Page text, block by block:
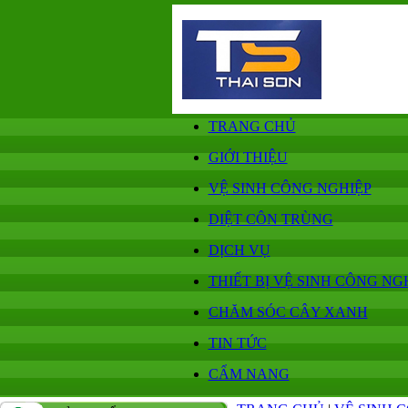
TRANG CHỦ
GIỚI THIỆU
VỆ SINH CÔNG NGHIỆP
DIỆT CÔN TRÙNG
DỊCH VỤ
THIẾT BỊ VỆ SINH CÔNG
CHĂM SÓC CÂY XANH
TIN TỨC
CẨM NANG